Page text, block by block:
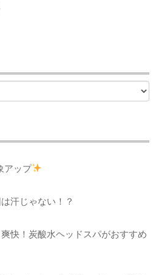
アップ
汗じゃない！？
快！炭酸水ヘッドスパがおすすめ